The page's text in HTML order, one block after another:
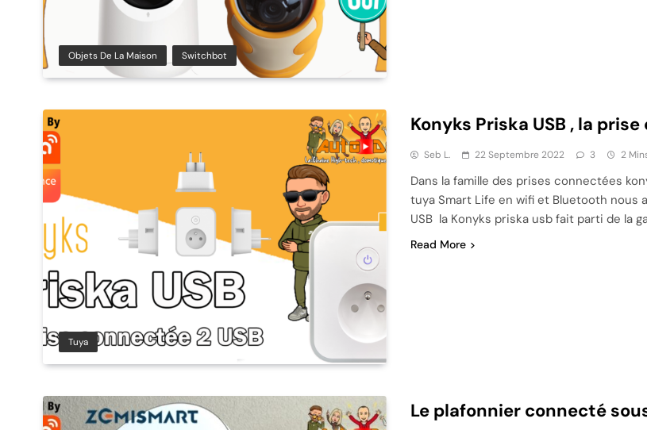
Objets De La Maison Switchbot
Tuya
Konyks Priska USB , la
Seb L. 22 Septembre 2022 3 2
Dans la famille des prises connectées
tuya Smart Life en wifi et Bluetooth nous
USB la Konyks priska usb fait parti de la
Read More
Le plafonnier connecté